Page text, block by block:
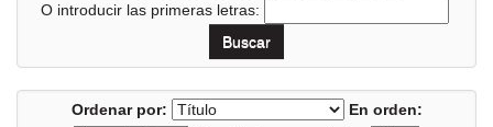
O introducir las primeras letras:
Ordenar por:
En orden: